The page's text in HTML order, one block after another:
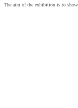
The aim of the exhibition is to